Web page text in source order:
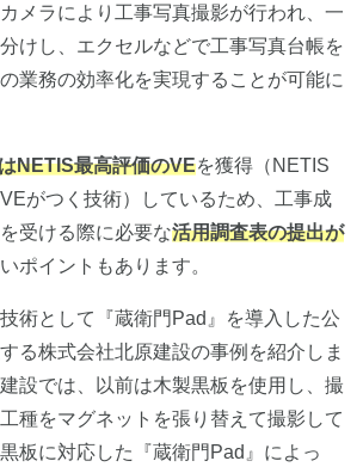
メラにより工事写真撮影が行われ、一
けし、エクセルなどで工事写真台帳を
業務の効率化を実現することが可能に
NETIS最高評価のVEを獲得（NETIS
がつく技術）しているため、工事成
受ける際に必要な活用調査表の提出が
ポイントもあります。
術として『蔵衛門Pad』を導入した公
る株式会社北原建設の事例を紹介しま
設では、以前は木製黒板を使用し、撮
種をマグネットを張り替えて撮影して
板に対応した『蔵衛門Pad』によっ